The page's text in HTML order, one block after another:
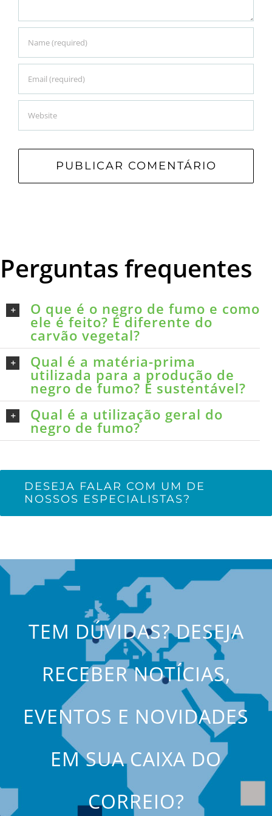
Perguntas frequentes
O que é o negro de fumo e como
ele é feito? É diferente do
carvão vegetal?
Qual é a matéria-prima
utilizada para a produção de
negro de fumo? É sustentável?
Qual é a utilização geral do
negro de fumo?
DESEJA FALAR COM UM DE
NOSSOS ESPECIALISTAS?
TEM DÚVIDAS? DESEJA
RECEBER NOTÍCIAS,
EVENTOS E NOVIDADES
EM SUA CAIXA DO
CORREIO?